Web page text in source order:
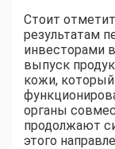
Стоит
результатам
инвесторами
выпуск
кожи, который
органы
продолжают
этого